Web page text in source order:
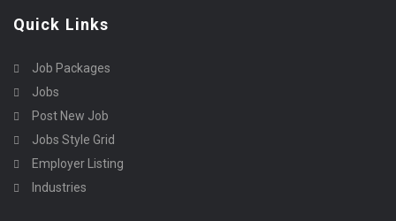
Quick Links
Job Packages
Jobs
Post New Job
Jobs Style Grid
Employer Listing
Industries